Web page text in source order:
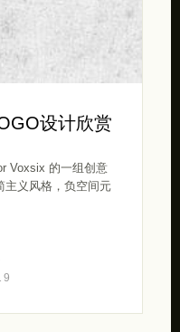
设计欣赏
Voxsix 的一组创意
主义风格，负空间元